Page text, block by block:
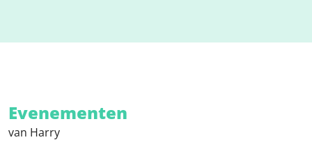
Evenementen
van Harry